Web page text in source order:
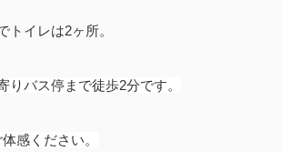
イレは2ヶ所。
りバス停まで徒歩2分です。
感ください。